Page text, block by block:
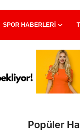
SPOR HABERLERI
Popüler